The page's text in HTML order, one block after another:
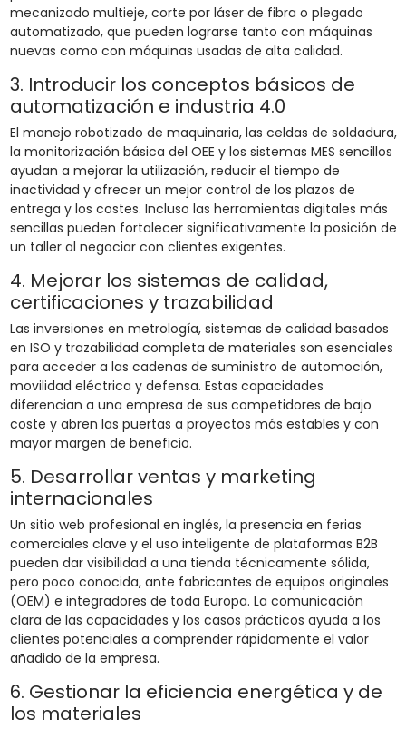
mecanizado multieje, corte por láser de fibra o plegado
automatizado, que pueden lograrse tanto con máquinas
nuevas como con máquinas usadas de alta calidad.
3. Introducir los conceptos básicos de
automatización e industria 4.0
El manejo robotizado de maquinaria, las celdas de soldadura,
la monitorización básica del OEE y los sistemas MES sencillos
ayudan a mejorar la utilización, reducir el tiempo de
inactividad y ofrecer un mejor control de los plazos de
entrega y los costes. Incluso las herramientas digitales más
sencillas pueden fortalecer significativamente la posición de
un taller al negociar con clientes exigentes.
4. Mejorar los sistemas de calidad,
certificaciones y trazabilidad
Las inversiones en metrología, sistemas de calidad basados
en ISO y trazabilidad completa de materiales son esenciales
para acceder a las cadenas de suministro de automoción,
movilidad eléctrica y defensa. Estas capacidades
diferencian a una empresa de sus competidores de bajo
coste y abren las puertas a proyectos más estables y con
mayor margen de beneficio.
5. Desarrollar ventas y marketing
internacionales
Un sitio web profesional en inglés, la presencia en ferias
comerciales clave y el uso inteligente de plataformas B2B
pueden dar visibilidad a una tienda técnicamente sólida,
pero poco conocida, ante fabricantes de equipos originales
(OEM) e integradores de toda Europa. La comunicación
clara de las capacidades y los casos prácticos ayuda a los
clientes potenciales a comprender rápidamente el valor
añadido de la empresa.
6. Gestionar la eficiencia energética y de
los materiales